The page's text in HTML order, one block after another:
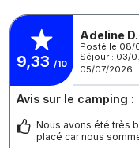
9,33 /10
Adeline D.
Posté le 08/
Séjour : 03/
05/07/2026
Avis sur le camping :
Nous avons été très
placé car nous